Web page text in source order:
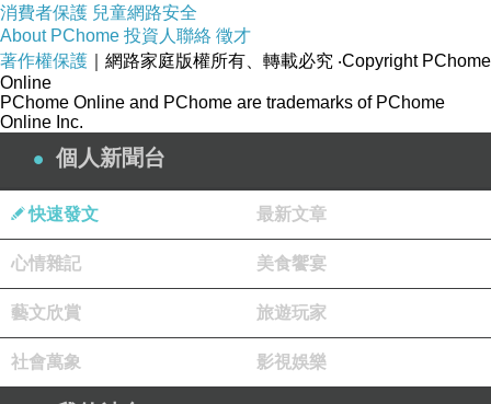
次、第二次世界大戰、韓戰、阿富汗維和任務熱血犧牲奉
獻的加拿大軍人。
消費者保護 兒童網路安全
About PChome 投資人聯絡 徵才
著作權保護 ｜網路家庭版權所有、轉載必究 ‧Copyright PChome
Online
PChome Online and PChome are trademarks of PChome
Online Inc.
個人新聞台
快速發文 最新文章
心情雜記 美食饗宴
藝文欣賞 旅遊玩家
社會萬象 影視娛樂